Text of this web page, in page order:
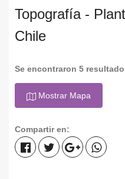
Topografía -
Chile
Se encontraron 5
Mostrar Mapa
Compartir en: